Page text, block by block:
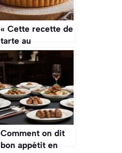
« Cette recette de
tarte au
potimarron et aux
épices douces,
c’est un peu
comme le
« pumpkin pie »
américain, mais
en mieux »
Comment on dit
bon appétit en